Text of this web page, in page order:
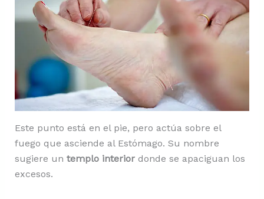
Este punto está en el pie, pero actúa sobre el
fuego que asciende al Estómago. Su nombre
sugiere un templo interiordonde se apaciguan los
excesos.